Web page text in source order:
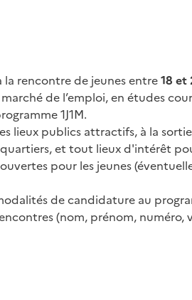
la rencontre de jeunes entre18 et
de l’emploi, en études
1J1M.
lieux publics attractifs, à la
et tout lieux d'intérêt
pour les jeunes
de candidature au
(nom, prénom, numéro,